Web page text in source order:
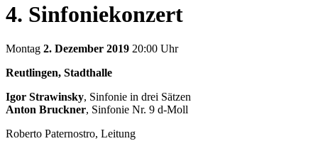
4. Sinfoniekonzert
Montag 2. Dezember 2019 20:00 Uhr
Reutlingen, Stadthalle
Igor Strawinsky, Sinfonie in drei Sätzen
Anton Bruckner, Sinfonie Nr. 9 d-Moll
Roberto Paternostro, Leitung